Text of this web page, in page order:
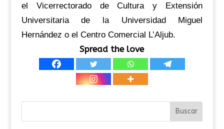
el Vicerrectorado de Cultura y Extensión
Universitaria de la Universidad Miguel
Hernández o el Centro Comercial L’Aljub.
Spread the love